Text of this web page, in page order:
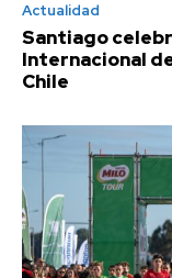
Actualidad
Santiago
Internacional
Chile